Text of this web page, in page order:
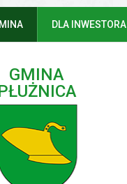
GŁÓWNADLA INWESTORA
GMINA